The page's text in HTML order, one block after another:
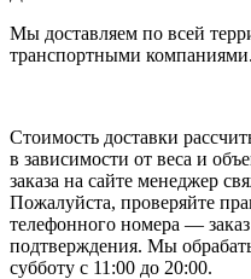
Мы доставляем по всей
транспортными компаниями.
Стоимость доставки
в зависимости от веса и
заказа на сайте менеджер
Пожалуйста, проверяйте
телефонного номера — заказ
подтверждения. Мы
субботу с 11:00 до 20:00.